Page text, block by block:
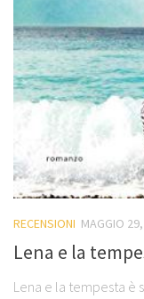
RECENSIONI MAGGIO
Lena e la
Lena e la tempesta è